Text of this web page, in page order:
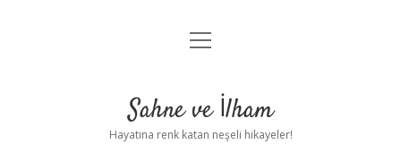
Anasayfa
Yasal Uyarı
menüyü
Sahne ve İlham
Hayatına renk katan neşeli hikayeler!